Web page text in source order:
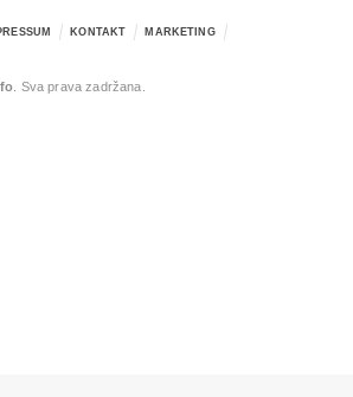
KONTAKT
MARKETING
. Sva prava zadržana.